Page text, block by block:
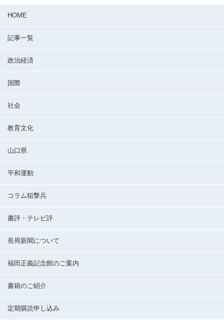
HOME
記事一覧
政治経済
国際
社会
教育文化
山口県
平和運動
コラム狙撃兵
書評・テレビ評
長周新聞について
福田正義記念館のご案内
書籍のご紹介
定期購読申し込み